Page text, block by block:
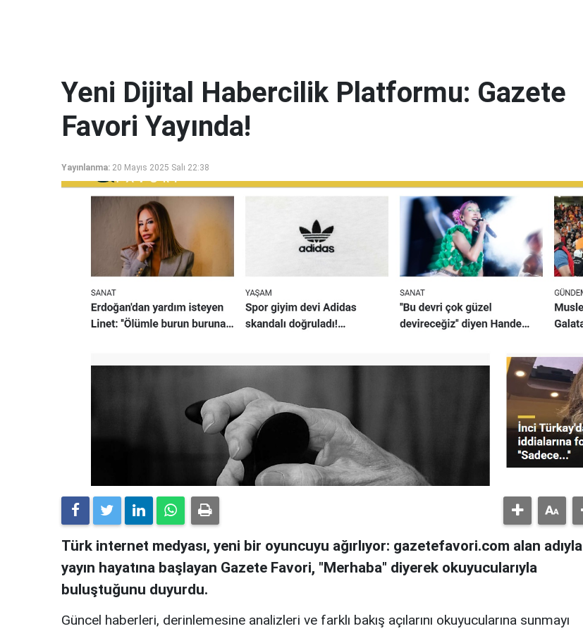
Yeni Dijital Habercilik Platformu: Gazete
Favori Yayında!
Yayınlanma: 20 Mayıs 2025 Salı 22:38
Türk internet medyası, yeni bir oyuncuyu ağırlıyor: gazetefavori.com alan adıyla
yayın hayatına başlayan Gazete Favori, "Merhaba" diyerek okuyucularıyla
buluştuğunu duyurdu.
Güncel haberleri, derinlemesine analizleri ve farklı bakış açılarını okuyucularına sunmayı